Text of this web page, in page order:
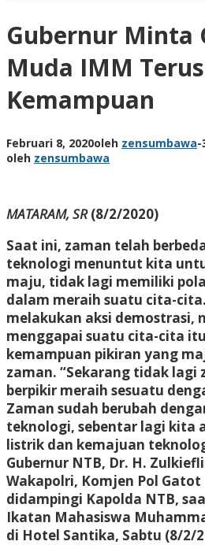
Gubernur Minta
Muda IMM
Kemampuan
Februari 8, 2020oleh zensumbawa-
oleh zensumbawa
MATARAM, SR (8/2/2020)
Saat ini, zaman telah
teknologi menuntut kita
maju, tidak lagi memiliki
dalam meraih suatu cita-
melakukan aksi demostrasi,
menggapai suatu cita-cita
kemampuan pikiran yang
zaman. “Sekarang tidak lagi
berpikir meraih sesuatu
Zaman sudah berubah
teknologi, sebentar lagi kita
listrik dan kemajuan
Gubernur NTB, Dr. H.
Wakapolri, Komjen Pol Gatot
didampingi Kapolda NTB,
Ikatan Mahasiswa
di Hotel Santika, Sabtu (8/2/